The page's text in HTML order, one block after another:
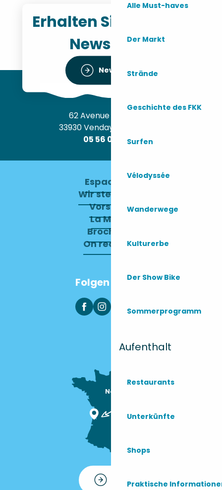
Alle Must-haves
Der Markt
Strände
Geschichte des FKK
Surfen
Vélodyssée
Wanderwege
Kulturerbe
Der Show Bike
Sommerprogramm
Aufenthalt
Restaurants
Unterkünfte
Shops
Praktische
Erhalten Sie unseren
Newsletter
Newsletter
62 Avenue de l’Océan
33930 Vendays-Montalivet
05 56 09 30 12
Espace pro
Wir stellen ein
Vorstand
La Mairie
Brochures
On recrute !
Folgen Sie uns
Nous sommes
Kontakt